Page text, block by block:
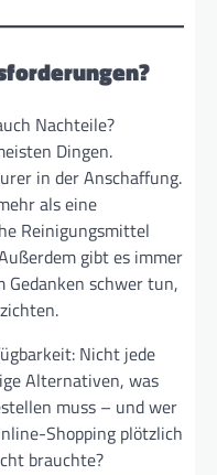
Nachteile?
Dingen.
in der Anschaffung.
als eine
Reinigungsmittel
gibt es immer
Gedanken schwer tun,
Nicht jede
Alternativen, was
muss – und wer
Shopping plötzlich
brauchte?